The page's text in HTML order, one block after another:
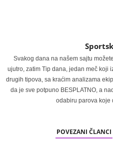
Svakog dana na našem sajtu
ujutro, zatim Tip dana, jedan meč koji
drugih tipova, sa kraćim analizama
da je sve potpuno BESPLATNO, a
odabiru parova koje
POVEZANI ČLANCI